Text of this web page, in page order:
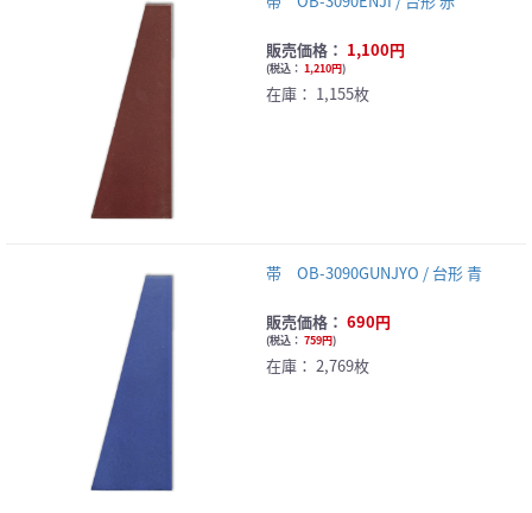
販売価格： 1,100円
(税込： 1,210円)
在庫： 1,155枚
帯 OB-3090GUNJYO / 台形 青
販売価格： 690円
(税込： 759円)
在庫： 2,769枚